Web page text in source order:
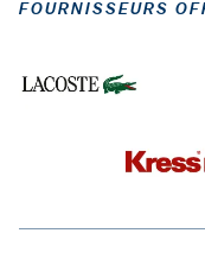
FOURNISSEURS